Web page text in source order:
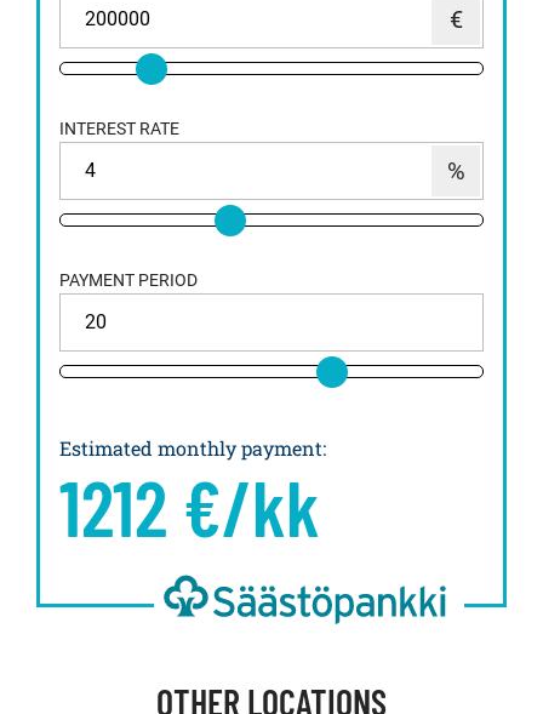
INTEREST RATE
PAYMENT PERIOD
Estimated monthly payment:
1212 €/kk
OTHER LOCATIONS